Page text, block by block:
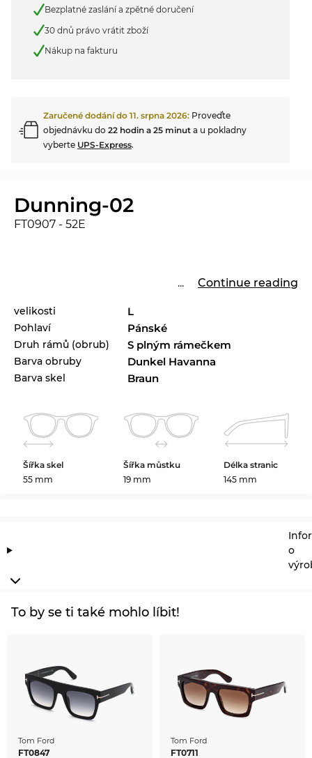
Bezplatné zaslání a zpětné doručení
30 dnů právo vrátit zboží
Nákup na fakturu
Zaručené dodání do 11. srpna 2026: Proveďte
objednávku do 22 hodin a 25 minut a u pokladny
vyberte UPS-Express.
Dunning-02
FT0907 - 52E
... Continue reading
velikosti L
Pohlaví Pánské
Druh rámů (obrub) S plným rámečkem
Barva obruby Dunkel Havanna
Barva skel Braun
Šířka skel
55 mm
Šířka můstku
19 mm
Délka stranic
145 mm
o
To by se ti také mohlo líbit!
Tom Ford
FT0847
Tom Ford
FT0711